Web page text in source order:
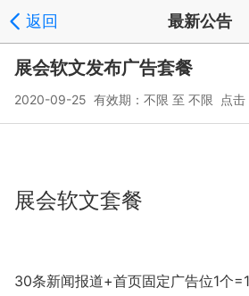
返回 最新公告
展会软文发布广告套餐
2020-09-25 有效期：不限 至 不限 点
展会软文套餐
30条新闻报道+首页固定广告位1个